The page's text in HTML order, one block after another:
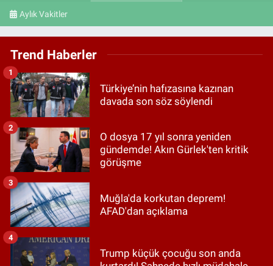
Aylık Vakitler
Trend Haberler
Türkiye’nin hafızasına kazınan
davada son söz söylendi
1
O dosya 17 yıl sonra yeniden
gündemde! Akın Gürlek'ten kritik
görüşme
2
Muğla'da korkutan deprem!
AFAD'dan açıklama
3
Trump küçük çocuğu son anda
4